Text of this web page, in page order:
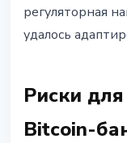
регуляторная
удалось
Риски
Bitcoin-